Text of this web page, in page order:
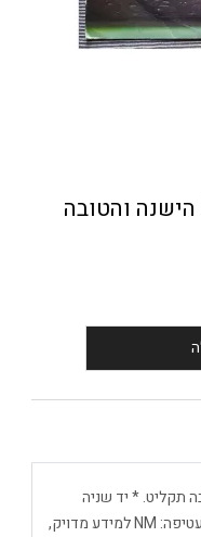
והטובה
תקליט. * יד שניה
הדפסה: 1973 מצב התקליט: NM מצב העטיפה: NM למידע מדויק,